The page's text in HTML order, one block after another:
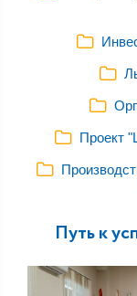
Проект
Путь к